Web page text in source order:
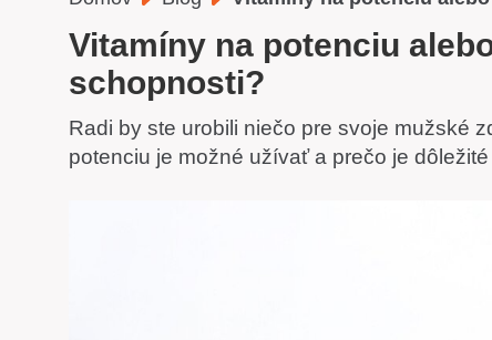
Vitamíny na potenciu
schopnosti?
Radi by ste urobili niečo pre svoje mužské
potenciu je možné užívať a prečo je